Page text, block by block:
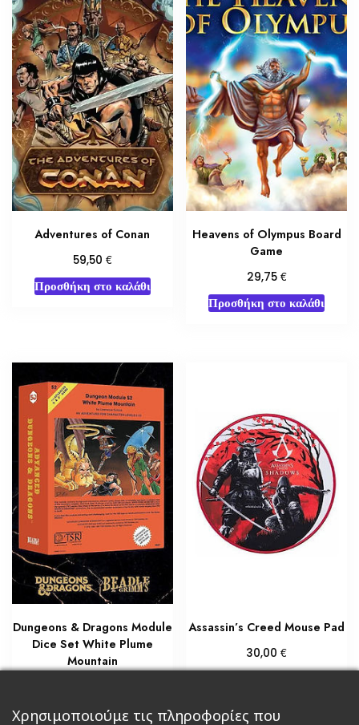
Adventures of Conan
59,50 €
Προσθήκη στο καλάθι
Heavens of Olympus Board
Game
29,75 €
Προσθήκη στο καλάθι
Dungeons & Dragons Module
Dice Set White Plume
Mountain
Προσθήκη στο καλάθι
Assassin’s Creed Mouse Pad
30,00€
Χρησιμοποιούμε τις πληροφορίες που